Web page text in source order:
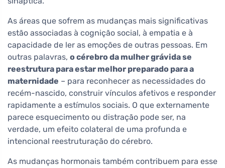
As áreas que sofrem as mudanças mais significativas
estão associadas à cognição social, à empatia e à
capacidade de ler as emoções de outras pessoas. Em
outras palavras, o cérebro da mulher grávida se
reestrutura para estar melhor preparado para a
maternidade – para reconhecer as necessidades do
recém-nascido, construir vínculos afetivos e responder
rapidamente a estímulos sociais. O que externamente
parece esquecimento ou distração pode ser, na
verdade, um efeito colateral de uma profunda e
intencional reestruturação do cérebro.
As mudanças hormonais também contribuem para esse